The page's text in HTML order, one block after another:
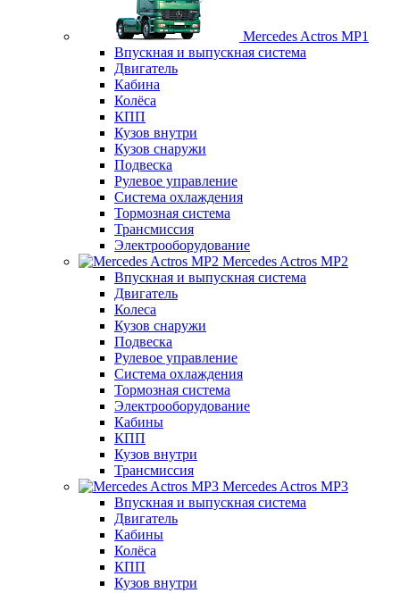
Mercedes Actros MP1
Впускная и выпускная система
Двигатель
Кабина
Колёса
КПП
Кузов внутри
Кузов снаружи
Подвеска
Рулевое управление
Система охлаждения
Тормозная система
Трансмиссия
Электрооборудование
Mercedes Actros MP2
Впускная и выпускная система
Двигатель
Колеса
Кузов снаружи
Подвеска
Рулевое управление
Система охлаждения
Тормозная система
Электрооборудование
Кабины
КПП
Кузов внутри
Трансмиссия
Mercedes Actros MP3
Впускная и выпускная система
Двигатель
Кабины
Колёса
КПП
Кузов внутри